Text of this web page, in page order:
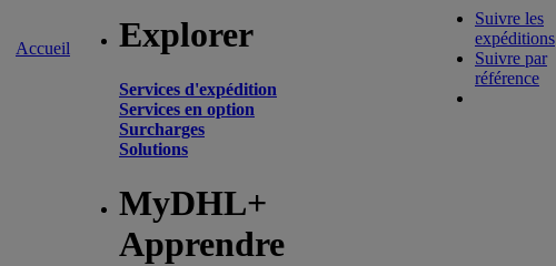
Accueil Explorer
Services d'expédition
Services en option
Surcharges
Solutions
MyDHL+
Apprendre
Suivre les
expéditions
Suivre par
référence